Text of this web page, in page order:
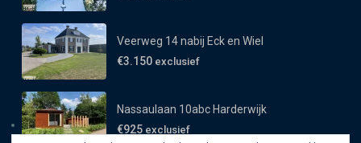
Veerweg 14 nabij Eck en Wiel
€3.150 exclusief
Nassaulaan 10abc Harderwijk
€925 exclusief